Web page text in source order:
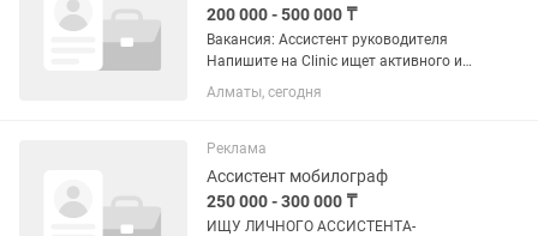
200 000 - 500 000 ₸
Вакансия: Ассистент руководителя
Напишите на Clinic ищет активного и
ответственного ассистента с навыками
SMM и мобилографии, который
клиники и организовывать...
Алматы, сегодня
Реклама
Ассистент мобилограф
250 000 - 300 000 ₸
ИЩУ ЛИЧНОГО АССИСТЕНТА-